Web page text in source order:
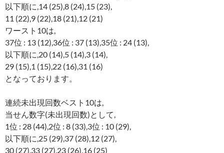
以下順に,14 (25),8 (24),15 (23),
11 (22),9 (22),18 (21),12 (21)
ワースト10は,
37位 : 13 (12),36位 : 37 (13),35位 : 24 (13),
以下順に,20 (14),5 (14),3 (14),
29 (15),1 (15),22 (16),31 (16)
となっております。
連続未出現回数ベスト10は,
当せん数字(未出現回数)として,
1位 : 28 (44),2位 : 8 (33),3位 : 10 (29),
以下順に,25 (29),37 (28),12 (27),
30 (27),33 (27),23 (26),16 (25)